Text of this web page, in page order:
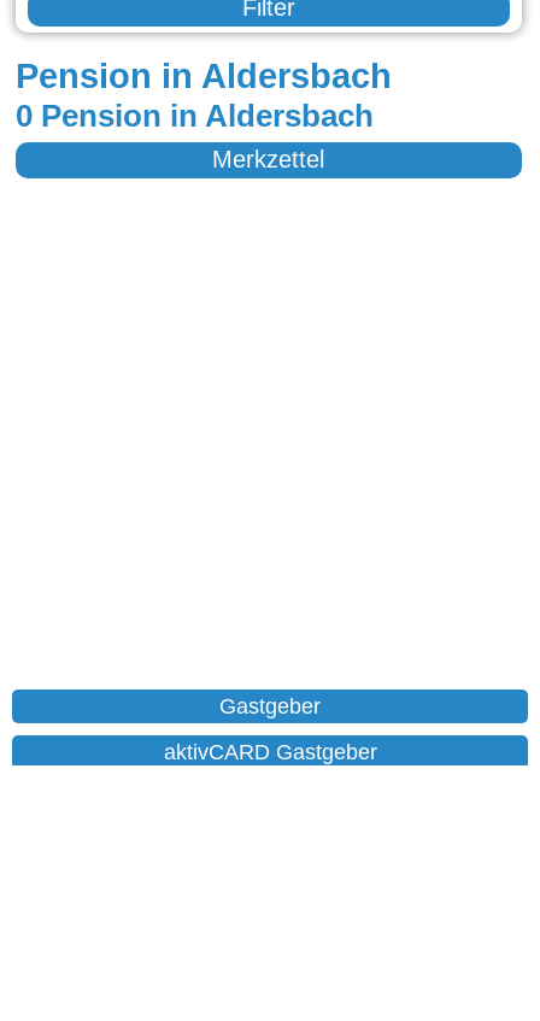
Filter
Pension in Aldersbach
0 Pension in Aldersbach
Merkzettel
Gastgeber
aktivCARD Gastgeber